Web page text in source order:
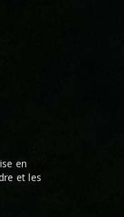
en
et les